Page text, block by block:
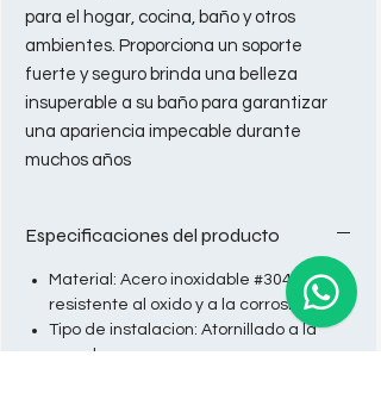
para el hogar, cocina, baño y otros
ambientes. Proporciona un soporte
fuerte y seguro brinda una belleza
insuperable a su baño para garantizar
una apariencia impecable durante
muchos años
Especificaciones del producto
Material: Acero inoxidable #304
resistente al oxido y a la corrosion.
Tipo de instalacion: Atornillado a la
pared